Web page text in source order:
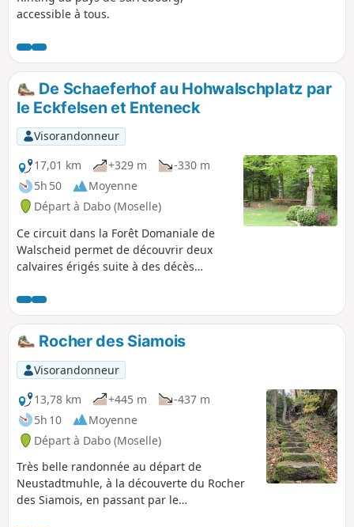
accessible à tous.
De Schaeferhof au Hohwalschplatz par
le Eckfelsen et Enteneck
Visorandonneur
17,01 km
+329 m
-330 m
5h 50
Moyenne
Départ à Dabo (Moselle)
Ce circuit dans la Forêt Domaniale de
Walscheid permet de découvrir deux
calvaires érigés suite à des décès
gallo-romain très bien préservé, une
superbe vue sur la Chapelle Saint-Léon
du Dabo et un beau rocher d'escalade.
Le retour le long de la Zorn en fait une
promenade très bucolique.
Rocher des Siamois
Visorandonneur
13,78 km
+445 m
-437 m
5h 10
Moyenne
Départ à Dabo (Moselle)
Très belle randonnée au départ de
Neustadtmuhle, à la découverte du Rocher
des Siamois, en passant par le